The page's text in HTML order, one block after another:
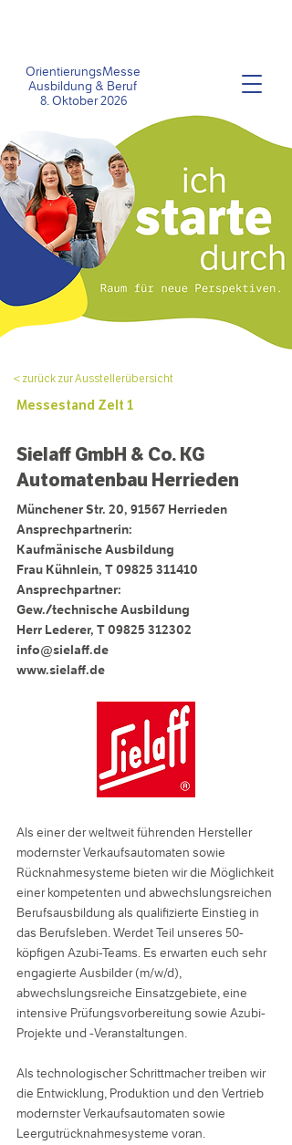
OrientierungsMesse
Ausbildung & Beruf
8. Oktober 2026
< zurück zur Ausstellerübersicht
Messestand Zelt 1
Sielaff GmbH & Co. KG
Automatenbau Herrieden
Münchener Str. 20, 91567 Herrieden
Ansprechpartnerin:
Kaufmänische Ausbildung
Frau Kühnlein, T 09825 311410
Ansprechpartner:
Gew./technische Ausbildung
Herr Lederer, T 09825 312302
info@sielaff.de
www.sielaff.de
Als einer der weltweit führenden Hersteller
modernster Verkaufsautomaten sowie
Rücknahmesysteme bieten wir die Möglichkeit
einer kompetenten und abwechslungsreichen
Berufsausbildung als qualifizierte Einstieg in
das Berufsleben. Werdet Teil unseres 50-
köpfigen Azubi-Teams. Es erwarten euch sehr
engagierte Ausbilder (m/w/d),
abwechslungsreiche Einsatzgebiete, eine
intensive Prüfungsvorbereitung sowie Azubi-
Projekte und -Veranstaltungen.
Als technologischer Schrittmacher treiben wir
die Entwicklung, Produktion und den Vertrieb
modernster Verkaufsautomaten sowie
Leergutrücknahmesysteme voran.